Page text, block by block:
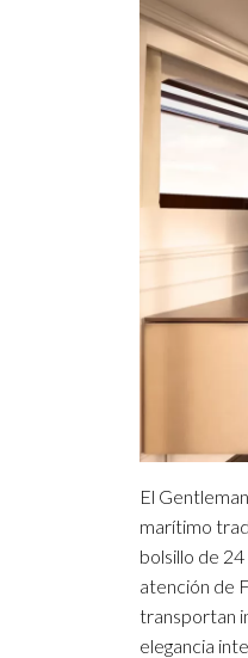
El
marítimo
bolsillo de
atención de
transportan
elegancia